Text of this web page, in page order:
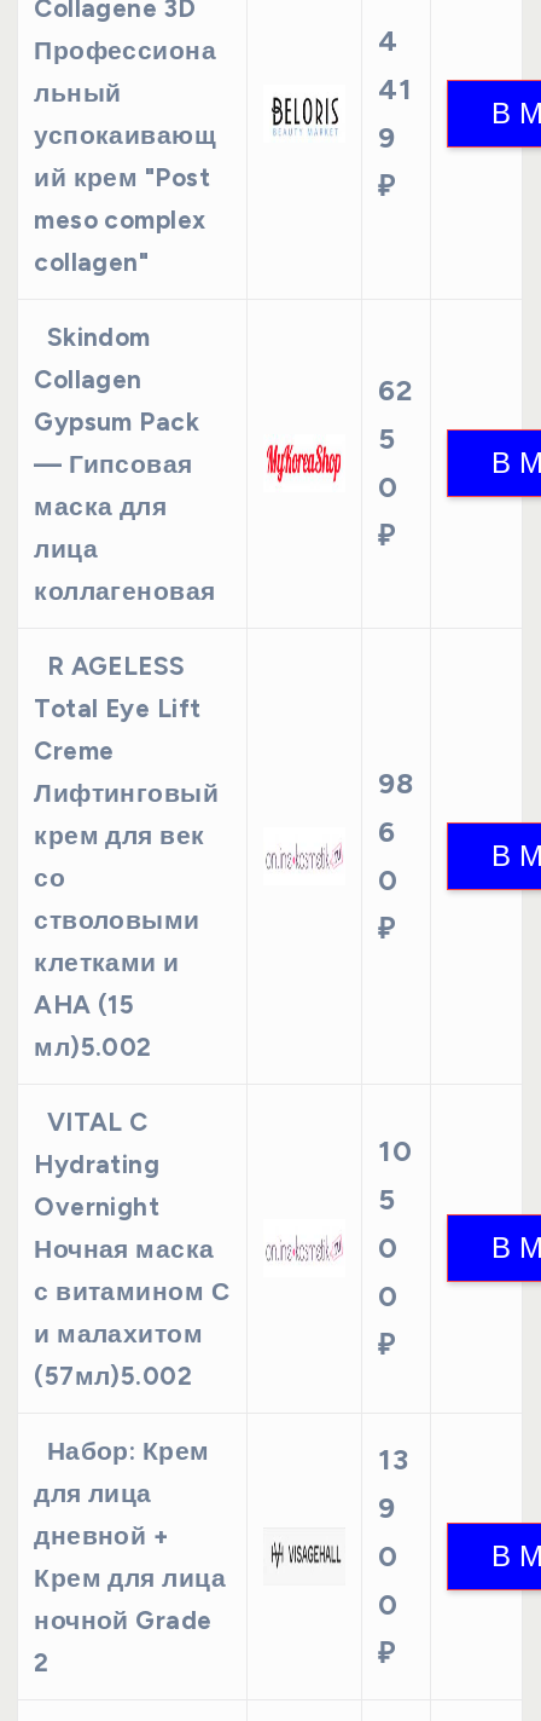
Collagene 3D
Профессиона
льный
успокаивающ
ий крем "Post
meso complex
collagen"
4
41
9
₽
Skindom
Collagen
Gypsum Pack
— Гипсовая
маска для
лица
коллагеновая
62
5
0
₽
R AGELESS
Total Eye Lift
Creme
Лифтинговый
крем для век
со
стволовыми
клетками и
AHA (15
мл)5.002
98
6
0
₽
VITAL C
Hydrating
Overnight
Ночная маска
с витамином С
и малахитом
(57мл)5.002
10
5
0
0
₽
Набор: Крем
для лица
дневной +
Крем для лица
ночной Grade
2
13
9
0
0
₽